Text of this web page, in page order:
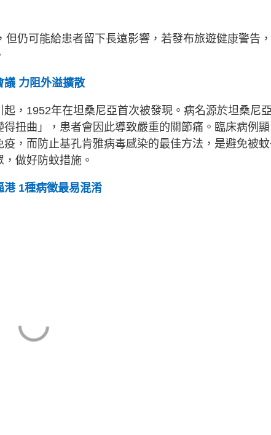
仍可能給患者留下長遠影響，若發布旅遊健康警告
議 力阻外溢擴散
，1952年在坦桑尼亞首次被發現。病名源於坦桑尼
扭曲」，患者會因此導致嚴重的關節痛。臨床病例顯
，而防止基孔肯雅病毒感染的最佳方法，是避免被
做好防蚊措施。
港 1種病徵最易混淆